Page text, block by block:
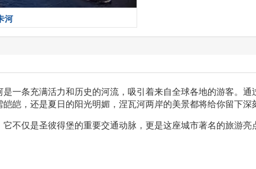
河
一条充满活力和历史的河流，吸引着来自全球各地的游客。
皑，还是夏日的阳光明媚，涅瓦河两岸的美景都将给你留下深
不仅是圣彼得堡的重要交通动脉，更是这座城市著名的旅游